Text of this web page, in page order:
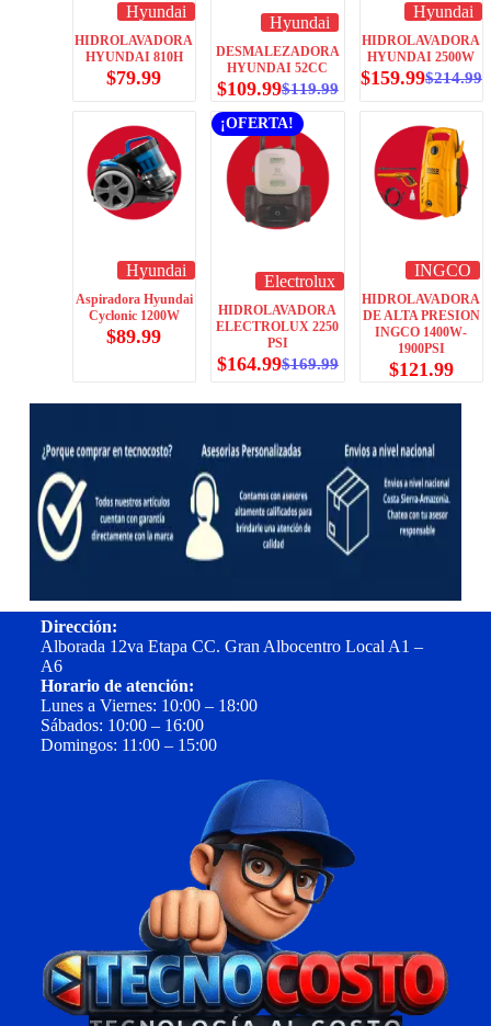
Hyundai
HIDROLAVADORA
HYUNDAI 810H
$79.99
Hyundai
DESMALEZADORA
HYUNDAI 52CC
$119.99
$109.99
Hyundai
HIDROLAVADORA
HYUNDAI 2500W
$214.99
$159.99
Hyundai
Aspiradora Hyundai
Cyclonic 1200W
$89.99
¡OFERTA!
Electrolux
HIDROLAVADORA
ELECTROLUX 2250
PSI
$169.99
$164.99
INGCO
HIDROLAVADORA
DE ALTA PRESION
INGCO 1400W-
1900PSI
$121.99
Dirección:
Alborada 12va Etapa CC. Gran Albocentro Local A1 –
A6
Horario de atención:
Lunes a Viernes: 10:00 – 18:00
Sábados: 10:00 – 16:00
Domingos: 11:00 – 15:00